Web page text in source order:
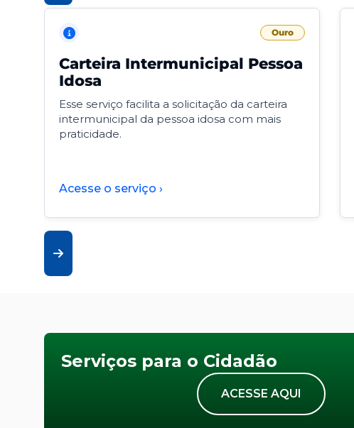
Ouro
Carteira Intermunicipal Pessoa
Idosa
Esse serviço facilita a solicitação da carteira
intermunicipal da pessoa idosa com mais
praticidade.
Acesse o serviço ›
Serviços para o Cidadão
ACESSE AQUI